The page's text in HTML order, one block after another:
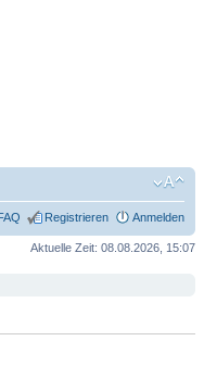
Registrieren Anmelden
Aktuelle Zeit: 08.08.2026, 15:07